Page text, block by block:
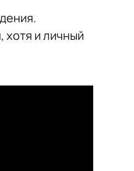
хотя и личный